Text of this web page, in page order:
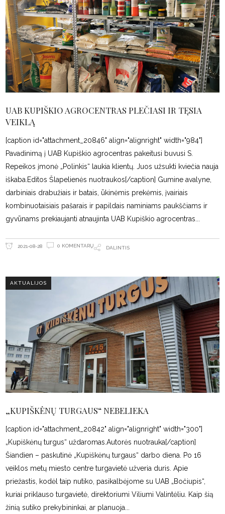
UAB KUPIŠKIO AGROCENTRAS PLEČIASI IR TĘSIA
VEIKLĄ
[caption id="attachment_20846" align="alignright" width="984"]
Pavadinimą į UAB Kupiškio agrocentras pakeitusi buvusi S.
Repeikos įmonė „Polinkis“ laukia klientų. Juos užsukti kviečia nauja
iškaba.Editos Šlapelienės nuotraukos[/caption] Gumine avalyne,
darbiniais drabužiais ir batais, ūkinėmis prekėmis, įvairiais
kombinuotaisiais pašarais ir papildais naminiams paukščiams ir
gyvūnams prekiaujanti atnaujinta UAB Kupiškio agrocentras
2021-08-28 0 KOMENTARŲ DALINTIS
AKTUALIJOS
„KUPIŠKĖNŲ TURGAUS“ NEBELIEKA
[caption id="attachment_20842" align="alignright" width="300"]
„Kupiškėnų turgus“ uždaromas.Autorės nuotrauka[/caption]
Šiandien – paskutinė „Kupiškėnų turgaus“ darbo diena. Po 16
veiklos metų miesto centre turgavietė užveria duris. Apie
priežastis, kodėl taip nutiko, pasikalbėjome su UAB „Bočiupis“,
kuriai priklauso turgavietė, direktoriumi Viliumi Valintėliu. Kaip šią
žinią sutiko prekybininkai, ar planuoja